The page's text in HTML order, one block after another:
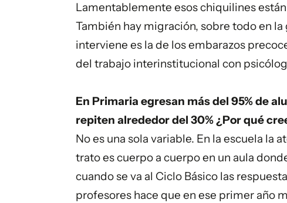
Lamentablemente esos chiquilines
También hay migración, sobre todo en
interviene es la de los embarazos
del trabajo interinstitucional con
En Primaria egresan más del 95% de
repiten alrededor del 30% ¿Por qué
No es una sola variable. En la escuela la
trato es cuerpo a cuerpo en un aula
cuando se va al Ciclo Básico las
profesores hace que en ese primer año